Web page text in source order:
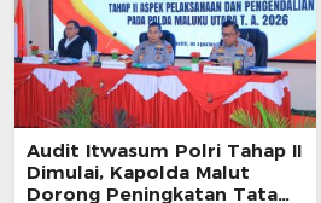
Audit Itwasum Polri Tahap II
Dimulai, Kapolda Malut
Dorong Peningkatan Tata